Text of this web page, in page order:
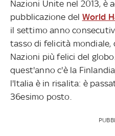
Nazioni Unite nel 2013, è
pubblicazione del World
il settimo anno
tasso di felicità mondiale,
Nazioni più felici del
quest'anno c'è la
l'Italia è in risalita: è
36esimo posto.